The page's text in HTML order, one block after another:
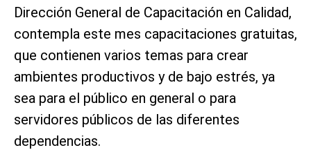
Dirección General de Capacitación en Calidad,
contempla este mes capacitaciones gratuitas,
que contienen varios temas para crear
ambientes productivos y de bajo estrés, ya
sea para el público en general o para
servidores públicos de las diferentes
dependencias.